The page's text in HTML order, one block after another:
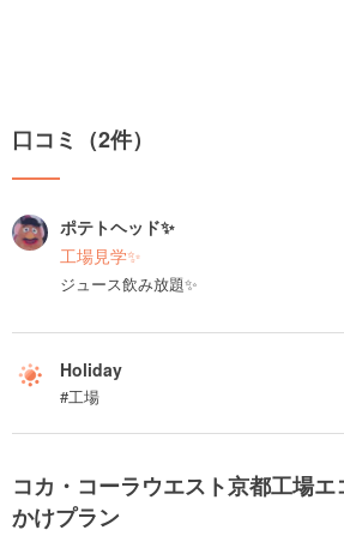
口コミ（2件）
ポテトヘッド✨
工場見学✨
ジュース飲み放題✨
Holiday
#工場
コカ・コーラウエスト京都工場
かけプラン